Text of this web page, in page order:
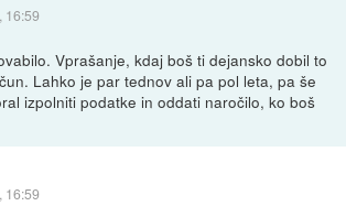
16:59
Vprašanje, kdaj boš ti dejansko dobil to
Lahko je par tednov ali pa pol leta, pa še
izpolniti podatke in oddati naročilo, ko boš
16:59